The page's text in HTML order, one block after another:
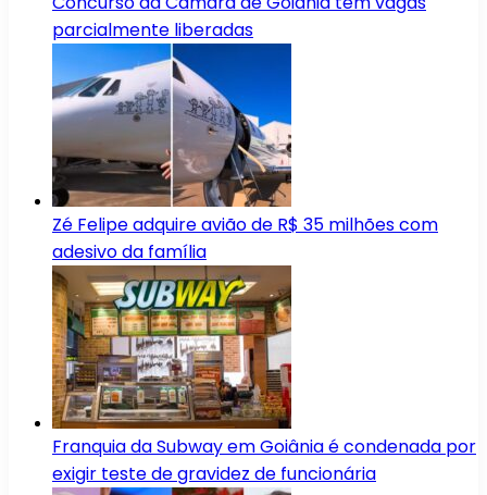
parcialmente liberadas
Zé Felipe adquire avião de R$ 35 milhões com
adesivo da família
Franquia da Subway em Goiânia é condenada por
exigir teste de gravidez de funcionária